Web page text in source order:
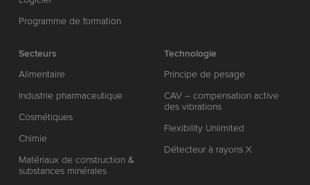
Programme de formation
Secteurs
Alimentaire
Industrie pharmaceutique
Cosmétiques
Chimie
Matériaux de construction &
substances minérales
Technologie
Principe de pesage
CAV – compensation active
des vibrations
Flexibility Unlimited
Détecteur à rayons X